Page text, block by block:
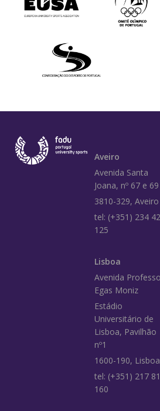
Aveiro
Avenida Santa
Joana, nº 67 e 69
3810-329, Aveiro
tel: (+351) 234
125
Lisboa
Avenida
Egas Moniz
Estádio
Universitário de
Lisboa, Pavilhão
nº1
1600-190, Lisboa
tel: (+351) 217
160